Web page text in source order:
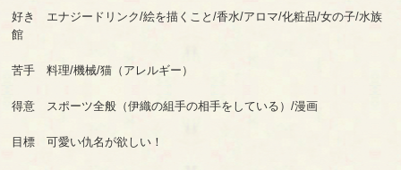
好き エナジードリンク/絵を描くこと/香水/アロマ/化粧品/女の子/水族
館
苦手 料理/機械/猫（アレルギー）
得意 スポーツ全般（伊織の組手の相手をしている）/漫画
目標 可愛い仇名が欲しい！